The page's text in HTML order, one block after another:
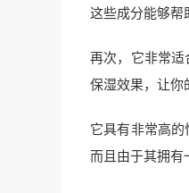
这些成分能够帮
再次，它非常
保湿效果，让你
它具有非常高
而且由于其拥有